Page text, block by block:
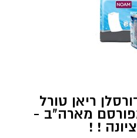
ריאן טורל
מארה"ב -
! !